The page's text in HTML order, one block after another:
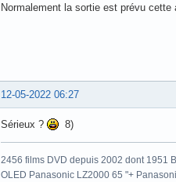
Normalement la sortie est prévu
12-05-2022 06:27
Sérieux ? 8)
2456 films DVD depuis 2002 dont 1951
OLED Panasonic LZ2000 65 "+